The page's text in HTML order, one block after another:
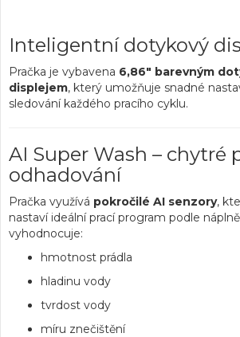
Inteligentní dotykový
Pračka je vybavena 6,86" barevným
displejem, který umožňuje snadné
sledování každého pracího cyklu.
AI Super Wash – chytré
odhadování
Pračka využívá pokročilé AI senzory,
nastaví ideální prací program podle
vyhodnocuje:
hmotnost prádla
hladinu vody
tvrdost vody
míru znečištění